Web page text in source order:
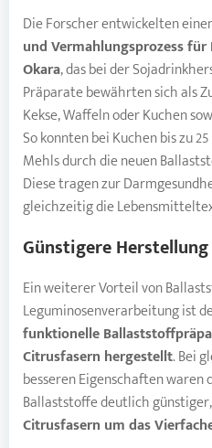
Die Forscher entwickelten
und Vermahlungsprozess für
Okara, das bei der
Präparate bewährten sich als
Kekse, Waffeln oder Kuchen
So konnten bei Kuchen bis zu
Mehls durch die neuen
Diese tragen zur
gleichzeitig die
Günstigere Herstellung
Ein weiterer Vorteil von
Leguminosenverarbeitung ist
funktionelle
Citrusfasern hergestellt. Bei
besseren Eigenschaften
Ballaststoffe deutlich
Citrusfasern um das